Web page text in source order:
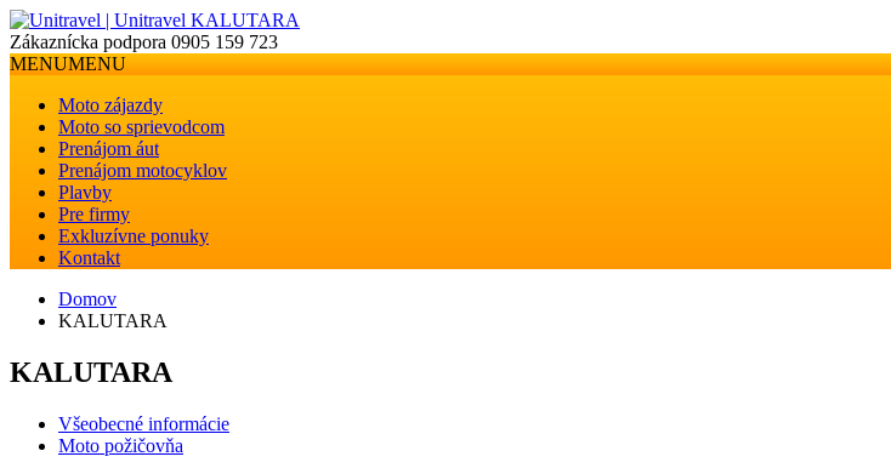
Zákaznícka podpora 0905 159 723
MENUMENU
Moto zájazdy
Moto so sprievodcom
Prenájom áut
Prenájom motocyklov
Plavby
Pre firmy
Exkluzívne ponuky
Kontakt
Domov
KALUTARA
KALUTARA
Všeobecné informácie
Moto požičovňa